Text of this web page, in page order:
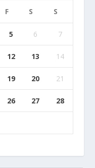
F S S
5 6 7
12 13 14
19 20 21
26 27 28